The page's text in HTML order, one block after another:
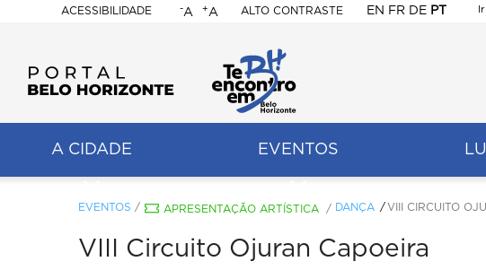
ACESSIBILIDADE
BELO
HORIZONTE
-A +A ALTO CONTRASTE EN FR DE PT
A CIDADE EVENTOS
EVENTOS / APRESENTAÇÃO ARTÍSTICA / DANÇA VIII CIRCUITO
VIII Circuito Ojuran Capoeira